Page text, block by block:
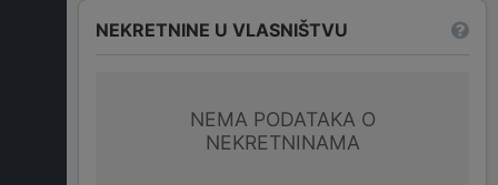
NEKRETNINE U VLASNIŠTVU
NEMA PODATAKA O
NEKRETNINAMA